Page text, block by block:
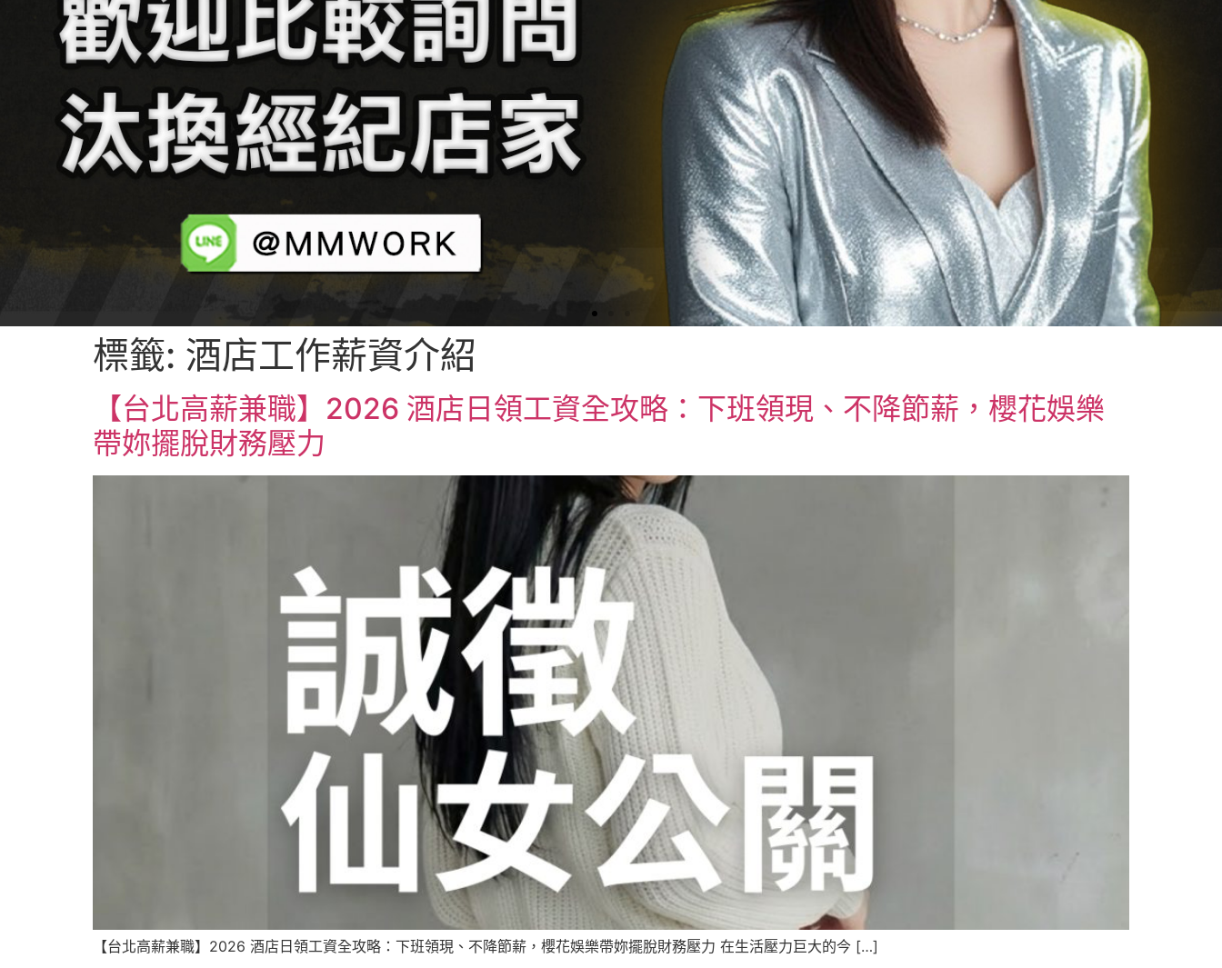
酒店兼直
標籤: 酒店工作薪資介紹
【台北高薪兼職】2026 酒店日領工資全攻略：下班領現、不降節薪，櫻花娛樂
帶妳擺脫財務壓力
【台北高薪兼職】2026 酒店日領工資全攻略：下班領現、不降節薪，櫻花娛樂帶妳擺脫財務壓力 在生活壓力巨大的今 […]